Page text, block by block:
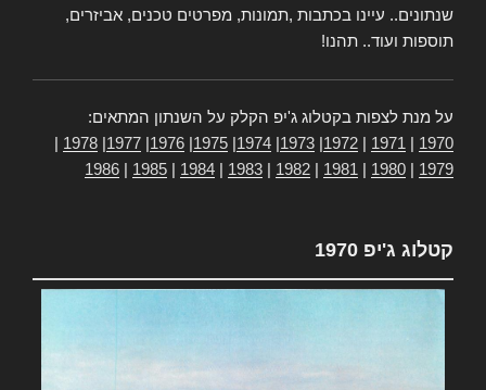
שנתונים.. עיינו בכתבות ,תמונות, מפרטים טכנים, אביזרים,
תוספות ועוד.. תהנו!
על מנת לצפות בקטלוג ג'יפ הקלק על השנתון המתאים:
1970
1971
1972
1973
1974
1975
1976
1977
1978
1979
1980
1981
1982
1983
1984
1985
1986
קטלוג ג'יפ 1970